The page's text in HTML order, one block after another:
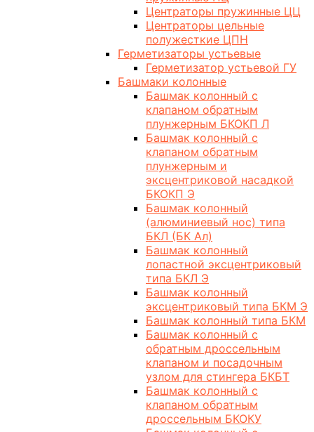
Центраторы пружинные ЦЦ
Центраторы цельные
полужесткие ЦПН
Герметизаторы устьевые
Герметизатор устьевой ГУ
Башмаки колонные
Башмак колонный с
клапаном обратным
плунжерным БКОКП Л
Башмак колонный с
клапаном обратным
плунжерным и
эксцентриковой насадкой
БКОКП Э
Башмак колонный
(алюминиевый нос) типа
БКЛ (БК Ал)
Башмак колонный
лопастной эксцентриковый
типа БКЛ Э
Башмак колонный
эксцентриковый типа БКМ Э
Башмак колонный типа БКМ
Башмак колонный с
обратным дроссельным
клапаном и посадочным
узлом для стингера БКБТ
Башмак колонный с
клапаном обратным
дроссельным БКОКУ